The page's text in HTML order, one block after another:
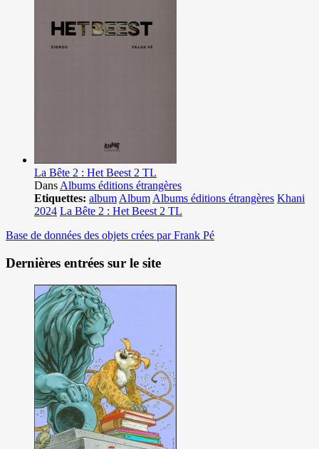
La Bête 2 : Het Beest 2 TL
Dans Albums éditions étrangères
Etiquettes: album Album Albums éditions étrangères Khani
2024 La Bête 2 : Het Beest 2 TL
Base de données des objets crées par Frank Pé
Dernières entrées sur le site